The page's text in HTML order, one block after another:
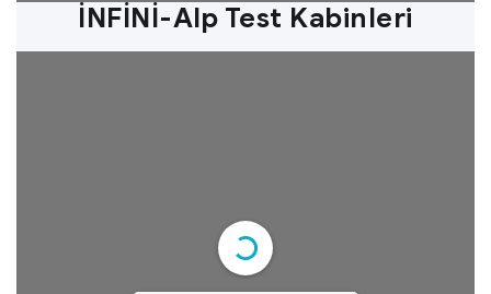
İNFİNİ-Alp Test Kabinleri